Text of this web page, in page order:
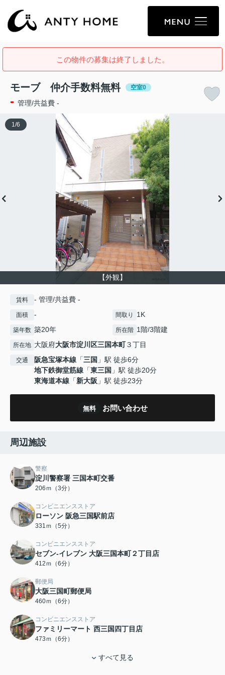
この物件の募集は終了しました。
モーブ 仲介手数料無料 空室0
- 管理/共益費 -
【外観】
1 /6
賃料 - 管理/共益費 -
面積 - 間取り 1K
築年数 築20年 所在階 1階/3階建
所在地 大阪府大阪市淀川区三国本町３丁目
交通 阪急宝塚本線 「三国 」駅 徒歩6分
地下鉄御堂筋線 「東三国 」駅 徒歩20分
東海道本線 「新大阪 」駅 徒歩23分
無料 お問い合わせ
周辺施設
警察
淀川警察署 三国本町交番
206ｍ（3分）
コンビニエンスストア
ローソン 阪急三国駅前店
331ｍ（5分）
コンビニエンスストア
セブン-イレブン 大阪三国本町２丁目店
412ｍ（6分）
郵便局
大阪三国町郵便局
460ｍ（6分）
コンビニエンスストア
ファミリーマート 西三国四丁目店
473ｍ（6分）
すべて見る